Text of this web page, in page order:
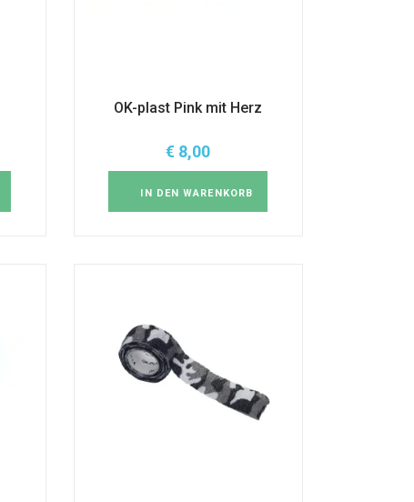
OK-plast Pink mit Herz
€ 8,00
IN DEN WARENKORB